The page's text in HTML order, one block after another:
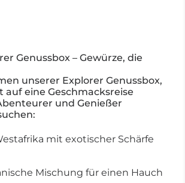
Genussbox – Gewürze, die
unserer Explorer Genussbox,
auf eine Geschmacksreise
und Genießer
mit exotischer Schärfe
Mischung für einen Hauch